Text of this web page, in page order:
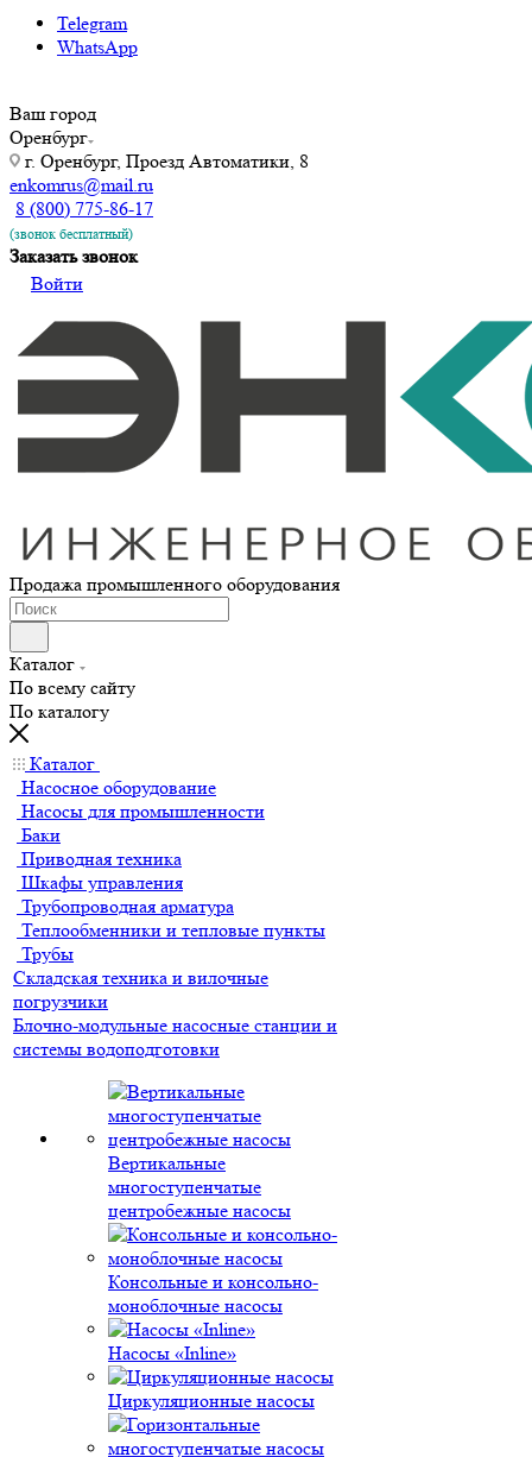
Telegram
WhatsApp
Ваш город
Оренбург
г. Оренбург, Проезд Автоматики, 8
enkomrus@mail.ru
8 (800) 775-86-17
(звонок бесплатный)
Заказать звонок
Войти
Продажа промышленного оборудования
Каталог
По всему сайту
По каталогу
Каталог
Насосное оборудование
Насосы для промышленности
Баки
Приводная техника
Шкафы управления
Трубопроводная арматура
Теплообменники и тепловые пункты
Трубы
Складская техника и вилочные
погрузчики
Блочно-модульные насосные станции и
системы водоподготовки
Вертикальные
многоступенчатые
центробежные насосы
Консольные и консольно-
моноблочные насосы
Насосы «Inline»
Циркуляционные насосы